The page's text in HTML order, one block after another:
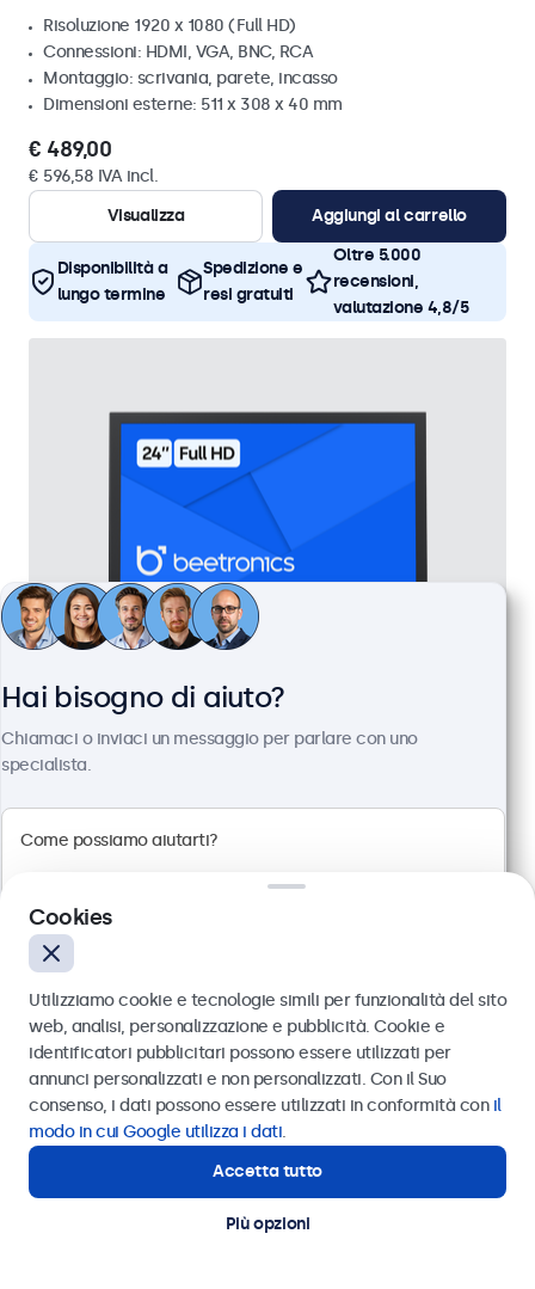
Risoluzione 1920 x 1080 (Full HD)
Connessioni: HDMI, VGA, BNC, RCA
Montaggio: scrivania, parete, incasso
Dimensioni esterne: 511 x 308 x 40 mm
€ 489,00
€ 596,58 IVA incl.
Visualizza
Aggiungi al carrello
Disponibilità a
lungo termine
Spedizione e
resi gratuiti
Oltre 5.000
recensioni,
valutazione 4,8/5
Monitor 24 Pollici Metallo
Articolo:24HD7M
100+ pezzi disponibili
Connessioni: HDMI, VGA, BNC, RCA
Montaggio: scrivania, parete, incasso
Dimensioni esterne: 560 x 337 x 41 mm
€ 608,78 IVA incl.
Visualizza
Aggiungi al carrello
Hai bisogno di aiuto?
Chiamaci o inviaci un messaggio per parlare con uno
specialista.
Inviare
Oppure chiamaci al
Contatta i nostri esperti
Cookies
Utilizziamo cookie e tecnologie simili per funzionalità del sito
web, analisi, personalizzazione e pubblicità. Cookie e
identificatori pubblicitari possono essere utilizzati per
annunci personalizzati e non personalizzati. Con il Suo
consenso, i dati possono essere utilizzati in conformità con il
modo in cui Google utilizza i dati.
Accetta tutto
Più opzioni